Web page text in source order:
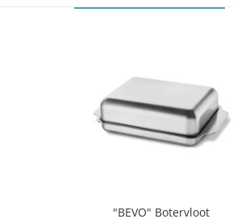
"BEVO" Botervloot